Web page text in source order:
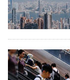
業
科
技
職
場